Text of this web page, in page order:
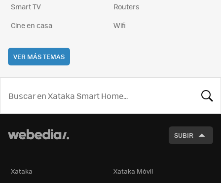
Smart TV
Routers
Cine en casa
Wifi
VER MÁS TEMAS
SUBIR
Xataka Xataka Móvil